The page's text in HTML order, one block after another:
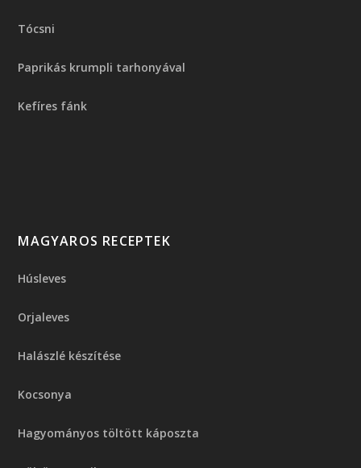
Tócsni
Paprikás krumpli tarhonyával
Kefíres fánk
MAGYAROS RECEPTEK
Húsleves
Orjaleves
Halászlé készítése
Kocsonya
Hagyományos töltött káposzta